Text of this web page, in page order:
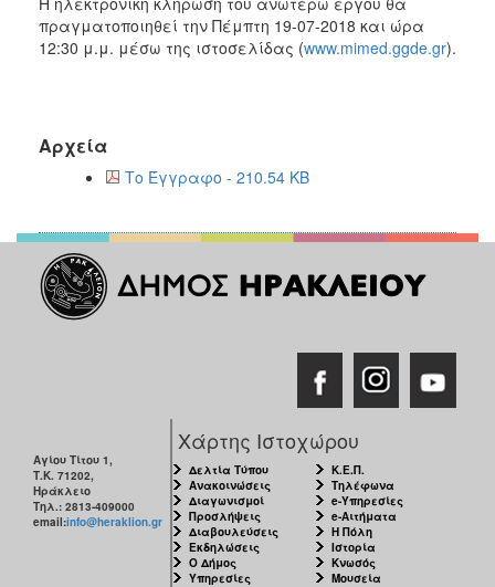
πραγματοποιηθεί την Πέμπτη 19-07-2018 και ώρα
12:30 μ.μ. μέσω της ιστοσελίδας (www.mimed.ggde.gr).
Αρχεία
Το Έγγραφο - 210.54 KB
Αγίου Τίτου 1,
Τ.Κ. 71202,
Ηράκλειο
Τηλ.: 2813-409000
email:info@heraklion.gr
Χάρτης Ιστοχώρου
Δελτία Τύπου
Ανακοινώσεις
Διαγωνισμοί
Προσλήψεις
Διαβουλεύσεις
Εκδηλώσεις
Ο Δήμος
Υπηρεσίες
Κ.Ε.Π.
Τηλέφωνα
e-Υπηρεσίες
e-Αιτήματα
Η Πόλη
Ιστορία
Κνωσός
Μουσεία